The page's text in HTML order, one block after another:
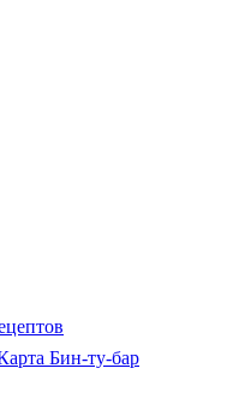
Бин-ту-бар